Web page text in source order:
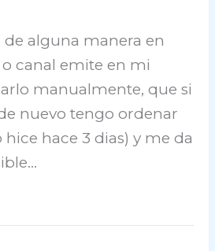
de alguna manera en
canal emite en mi
manualmente, que si
nuevo tengo ordenar
hice hace 3 dias) y me da